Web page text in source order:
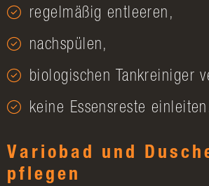
regelmäßig entleeren,
nachspülen,
biologischen Tankreiniger
keine Essensreste
Variobad und
pflegen